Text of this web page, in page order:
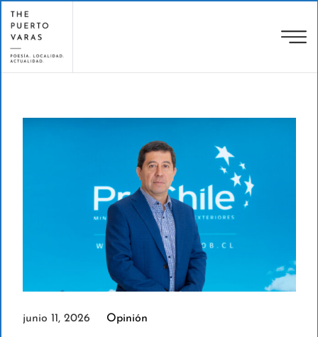
junio 11, 2026 Opinión